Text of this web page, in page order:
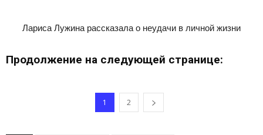
Лариса Лужина рассказала о неудачи в личной жизни
Продолжение на следующей странице:
1 2